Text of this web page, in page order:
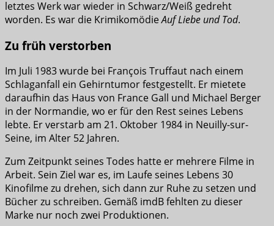
letztes Werk war wieder in Schwarz/Weiß gedreht
worden. Es war die KrimikomödieAuf Liebe und Tod.
Zu früh verstorben
Im Juli 1983 wurde bei François Truffaut nach einem
Schlaganfall ein Gehirntumor festgestellt. Er mietete
daraufhin das Haus von France Gall und Michael Berger
in der Normandie, wo er für den Rest seines Lebens
lebte. Er verstarb am 21. Oktober 1984 in Neuilly-sur-
Seine, im Alter 52 Jahren.
Zum Zeitpunkt seines Todes hatte er mehrere Filme in
Arbeit. Sein Ziel war es, im Laufe seines Lebens 30
Kinofilme zu drehen, sich dann zur Ruhe zu setzen und
Bücher zu schreiben. Gemäß imdB fehlten zu dieser
Marke nur noch zwei Produktionen.